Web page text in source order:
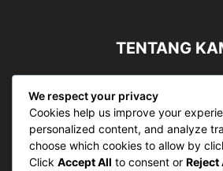
TENTANG
bergerak di ruang jurnalistik,
ruang Publik, Media merupakan
sebagai kemampuan dasar
abad informasi.
We respect your privacy
Cookies help us improve your
personalized content, and analyze
choose which cookies to allow by
Click Accept All to consent or Reject